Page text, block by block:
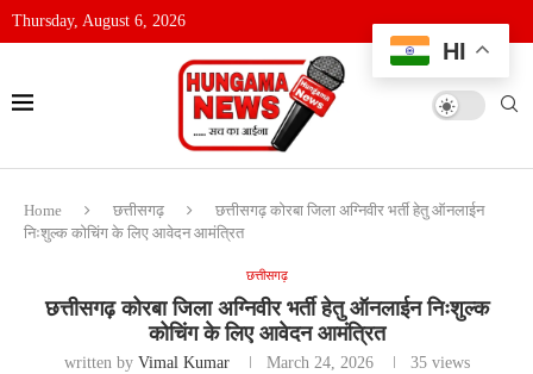
Thursday, August 6, 2026
Home छत्तीसगढ़
छत्तीसगढ़ कोरबा जिला अग्निवीर भर्ती हेतु ऑनलाईन
निःशुल्क कोचिंग के लिए आवेदन आमंत्रित
छत्तीसगढ़
छत्तीसगढ़ कोरबा जिला अग्निवीर भर्ती हेतु ऑनलाईन निःशुल्क
कोचिंग के लिए आवेदन आमंत्रित
written by Vimal Kumar March 24, 2026 35views
HI